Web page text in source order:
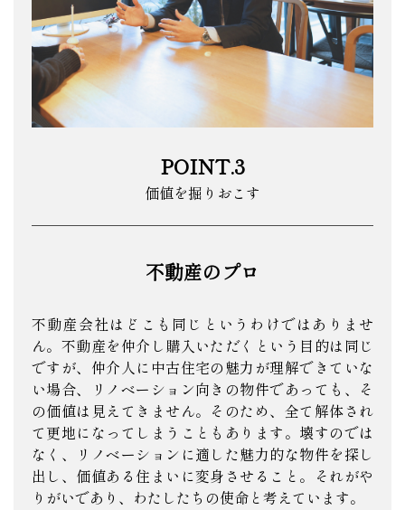
POINT.3
価値を掘りおこす
不動産のプロ
不動産会社はどこも同じというわけではありませ
ん。不動産を仲介し購入いただくという目的は同じ
ですが、仲介人に中古住宅の魅力が理解できていな
い場合、リノベーション向きの物件であっても、そ
の価値は見えてきません。そのため、全て解体され
て更地になってしまうこともあります。壊すのでは
なく、リノベーションに適した魅力的な物件を探し
出し、価値ある住まいに変身させること。それがや
りがいであり、わたしたちの使命と考えています。